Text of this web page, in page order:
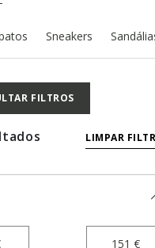
Sneakers
FILTROS
LIMPAR